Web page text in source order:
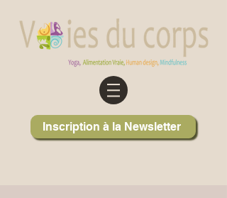
Inscription à la Newsletter